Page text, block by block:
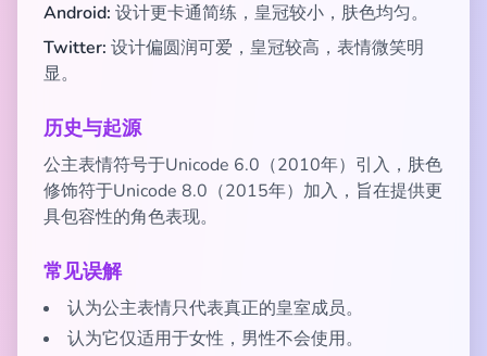
Android: 设计更卡通简练，皇冠较小，肤色均匀。
Twitter: 设计偏圆润可爱，皇冠较高，表情微笑明
显。
历史与起源
公主表情符号于Unicode 6.0（2010年）引入，肤色
修饰符于Unicode 8.0（2015年）加入，旨在提供更
具包容性的角色表现。
常见误解
认为公主表情只代表真正的皇室成员。
认为它仅适用于女性，男性不会使用。